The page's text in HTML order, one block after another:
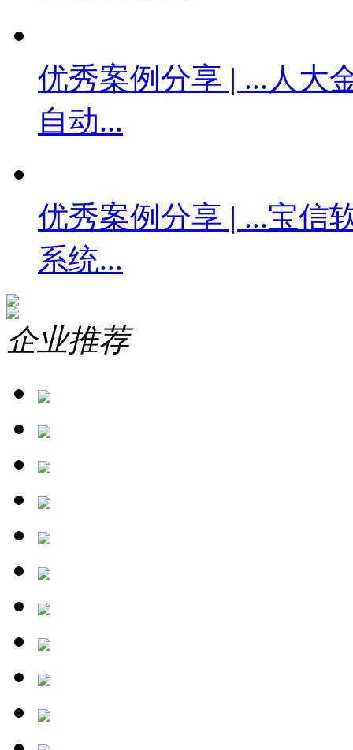
优秀案例分享 | ... 人大
自动...
优秀案例分享 | ...宝信
系统...
企业推荐